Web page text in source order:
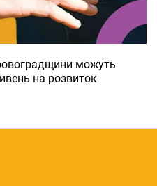
можуть
на розвиток